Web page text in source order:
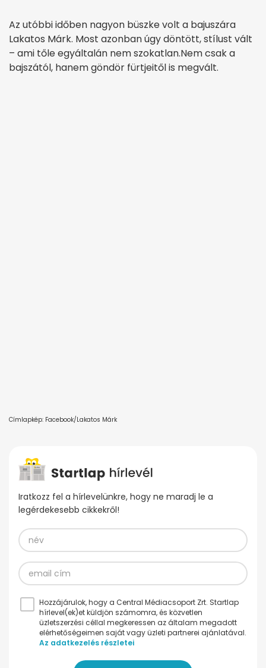
Az utóbbi időben nagyon büszke volt a bajuszára
Lakatos Márk. Most azonban úgy döntött, stílust vált
– ami tőle egyáltalán nem szokatlan.Nem csak a
bajszától, hanem göndör fürtjeitől is megvált.
Címlapkép: Facebook/Lakatos Márk
Iratkozz fel a hírlevelünkre, hogy ne maradj le a
legérdekesebb cikkekről!
Hozzájárulok, hogy a Central Médiacsoport Zrt. Startlap
hírlevel(ek)et küldjön számomra, és közvetlen
üzletszerzési céllal megkeressen az általam megadott
elérhetőségeimen saját vagy üzleti partnerei ajánlatával.
Az adatkezelés részletei